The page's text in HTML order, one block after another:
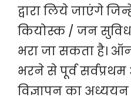
द्वारा लिये जाएंगे
कियोस्क / जन
भरा जा सकता है।
भरने से पूर्व सर्वप्रथम
विज्ञापन का